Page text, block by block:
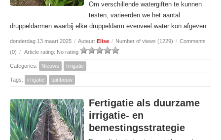
Om verschillende watergiften te kunnen
testen, varieerden we het aantal
druppeldarmen waarbij elke druppeldarm evenveel water kon afgeven.
donderdag 13 maart 2025 / Auteur: Elise / Number of views (1229) / Comments
(0) / Article rating: No rating
Categories: Nieuws Irrigatie
Tags: irrigatie tuinbouw
Fertigatie als duurzame
irrigatie- en
bemestingsstrategie